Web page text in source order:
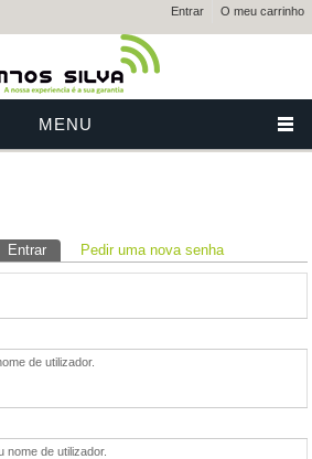
Entrar O meu carrinho
MENU
Entrar (separador ativo)
Pedir uma nova senha
de utilizador.
nome de utilizador.